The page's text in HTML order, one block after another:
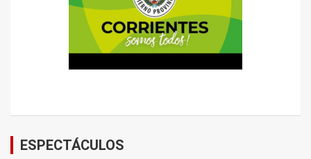
ESPECTÁCULOS